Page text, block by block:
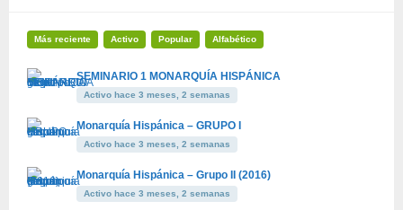
Más reciente Activo Popular Alfabético
SEMINARIO 1 MONARQUÍA HISPÁNICA
Activo hace 3 meses, 2 semanas
Monarquía Hispánica – GRUPO I
Activo hace 3 meses, 2 semanas
Monarquía Hispánica – Grupo II (2016)
Activo hace 3 meses, 2 semanas